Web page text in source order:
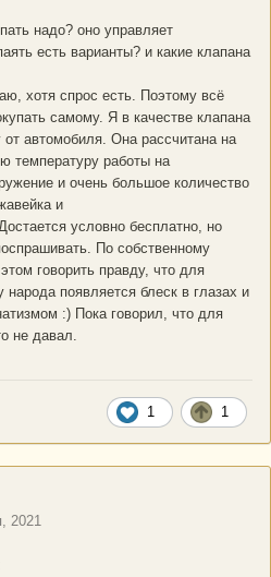
надо? оно управляет
есть варианты? и какие клапана
хотя спрос есть. Поэтому всё
самому. Я в качестве клапана
автомобиля. Она рассчитана на
температуру работы на
и очень большое количество
и
условно бесплатно, но
По собственному
говорить правду, что для
народа появляется блеск в глазах и
:) Пока говорил, что для
не давал.
1 1
2021